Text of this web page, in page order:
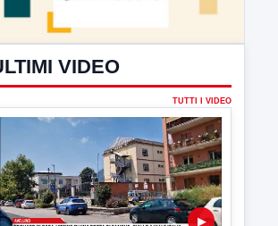
ULTIMI VIDEO
TUTTI I VIDEO